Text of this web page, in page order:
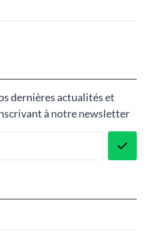
dernières actualités et
à notre newsletter